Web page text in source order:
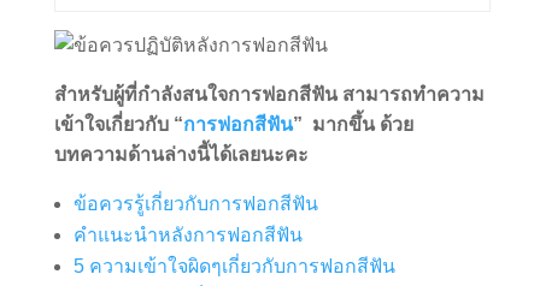
สำหรับผู้ที่กำลังสนใจการฟอกสีฟัน สามารถทำความ
เข้าใจเกี่ยวกับ “การฟอกสีฟัน” มากขึ้น ด้วย
บทความด้านล่างนี้ได้เลยนะคะ
ข้อควรรู้เกี่ยวกับการฟอกสีฟัน
คำแนะนำหลังการฟอกสีฟัน
5 ความเข้าใจผิดๆเกี่ยวกับการฟอกสีฟัน